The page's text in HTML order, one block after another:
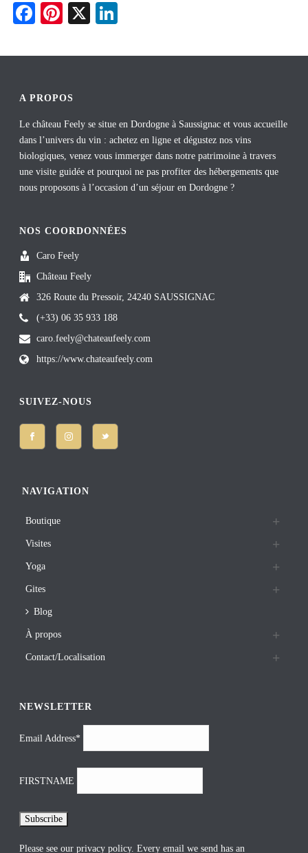
Fa
bo
Pi
er
t
X
ed
A PROPOS
Le château Feely se situe en Dordogne à Saussignac et vous accueille
dans l’univers du vin : achetez en ligne et dégustez nos vins
biologiques, venez vous immerger dans notre patrimoine à travers
une visite guidée et pourquoi ne pas profiter des hébergements que
nous proposons à l’occasion d’un séjour en Dordogne ?
NOS COORDONNÉES
Caro Feely
Château Feely
326 Route du Pressoir, 24240 SAUSSIGNAC
(+33) 06 35 933 188
caro.feely@chateaufeely.com
https://www.chateaufeely.com
SUIVEZ-NOUS
NAVIGATION
Boutique
Visites
Yoga
Gites
Blog
À propos
Contact/Localisation
NEWSLETTER
Email Address*
FIRSTNAME
Please see ourprivacy policy. Every email we send has an